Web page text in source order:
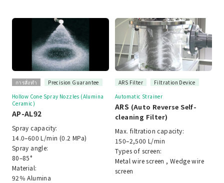
การสั่งทำ
Precision Guarantee
Hollow Cone Spray Nozzles (Alumina
Ceramic)
AP-AL92
Spray capacity:
14.0–600 L/min (0.2 MPa)
Spray angle:
80–85°
Material:
92％ Alumina
ARS Filter
Filtration Device
Automatic Strainer
ARS (Auto Reverse Self-
cleaning Filter)
Max. filtration capacity:
150–2,500 L/min
Types of screen:
Metal wire screen , Wedge wire
screen